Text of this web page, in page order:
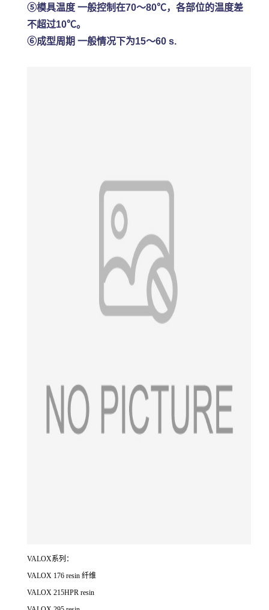
⑤模具温度 一般控制在70～80℃，各部位的温度差
不超过10℃。
⑥成型周期 一般情况下为15～60 s.
VALOX系列：
VALOX 176 resin 纤维
VALOX 215HPR resin